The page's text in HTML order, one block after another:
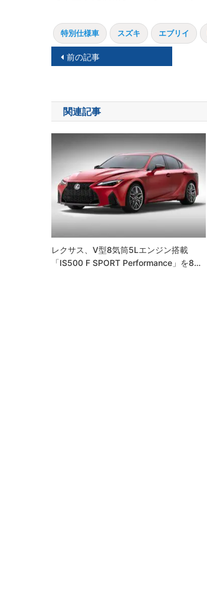
特別仕様車 スズキ エブリイ
投
ナ
ビ
ゲ
ー
シ
ョ
ン
前の記事
関連記事
レクサス、V型8気筒5Lエンジン搭載
「IS500 F SPORT Performance」を8…